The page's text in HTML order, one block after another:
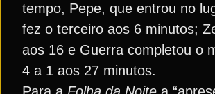
tempo, Pepe, que entrou no
fez o terceiro aos 6 minutos;
aos 16 e Guerra completou o
4 a 1 aos 27 minutos.